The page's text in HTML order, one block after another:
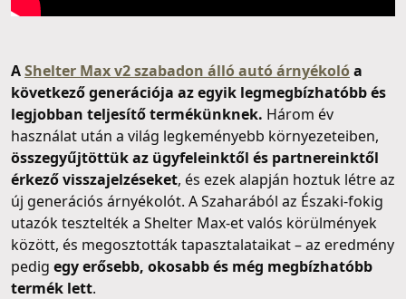
AShelter Max v2 szabadon álló autó árnyékolóa
következő generációja az egyik legmegbízhatóbb és
legjobban teljesítő termékünknek. Három év
használat után a világ legkeményebb környezeteiben,
összegyűjtöttük az ügyfeleinktől és partnereinktől
érkező visszajelzéseket, és ezek alapján hoztuk létre az
új generációs árnyékolót. A Szaharából az Északi-fokig
utazók tesztelték a Shelter Max-et valós körülmények
között, és megosztották tapasztalataikat – az eredmény
pedig egy erősebb, okosabb és még megbízhatóbb
termék lett.